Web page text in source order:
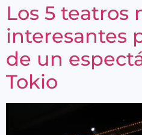
Los 5 teatros
interesantes
de un
Tokio